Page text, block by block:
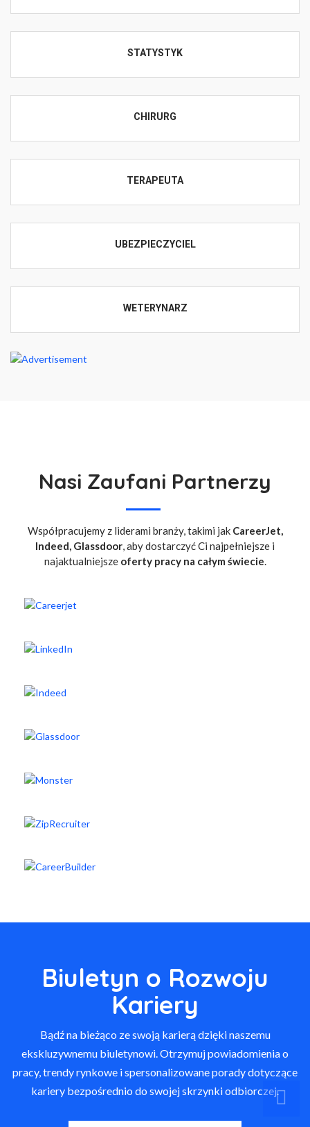
STATYSTYK
CHIRURG
TERAPEUTA
UBEZPIECZYCIEL
WETERYNARZ
Nasi Zaufani Partnerzy
Współpracujemy z liderami branży, takimi jak CareerJet,
Indeed, Glassdoor, aby dostarczyć Ci najpełniejsze i
najaktualniejsze oferty pracy na całym świecie.
Biuletyn o Rozwoju
Kariery
Bądź na bieżąco ze swoją karierą dzięki naszemu
ekskluzywnemu biuletynowi. Otrzymuj powiadomienia o
pracy, trendy rynkowe i spersonalizowane porady dotyczące
kariery bezpośrednio do swojej skrzynki odbiorczej.